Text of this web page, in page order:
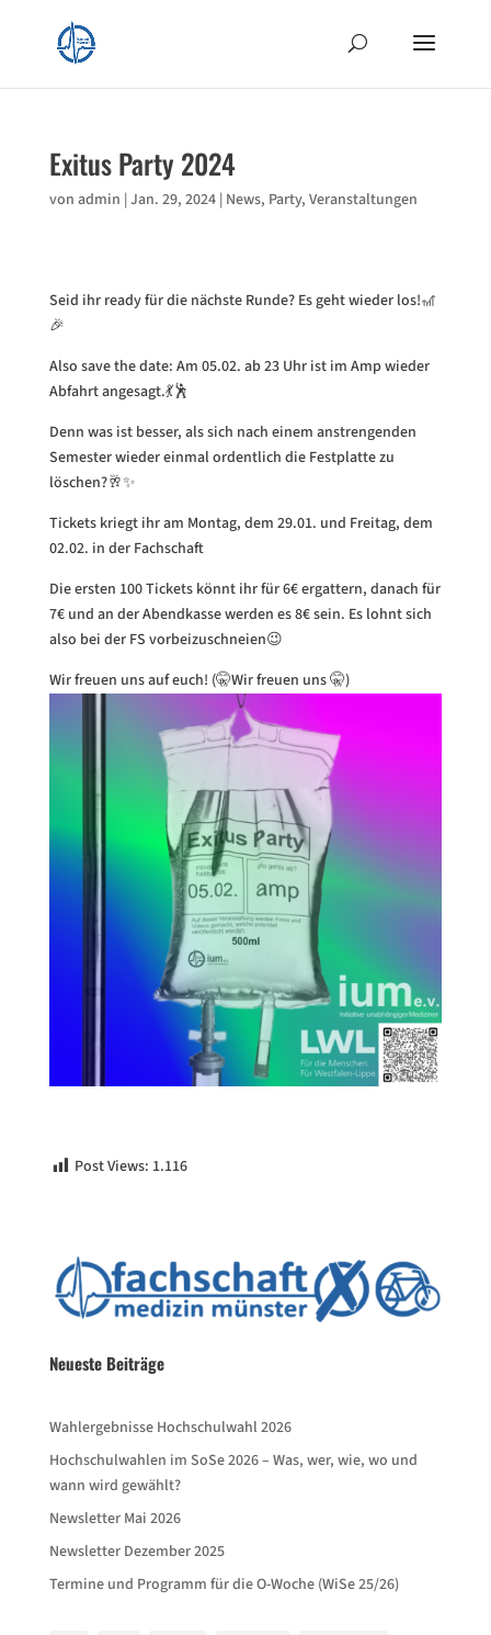
Exitus Party 2024
von admin | Jan. 29, 2024| News, Party, Veranstaltungen
Seid ihr ready für die nächste Runde? Es geht wieder los!🎢
🎉
Also save the date: Am 05.02. ab 23 Uhr ist im Amp wieder
Abfahrt angesagt.💃🕺
Denn was ist besser, als sich nach einem anstrengenden
Semester wieder einmal ordentlich die Festplatte zu
löschen?🥂✨
Tickets kriegt ihr am Montag, dem 29.01. und Freitag, dem
02.02. in der Fachschaft
Die ersten 100 Tickets könnt ihr für 6€ ergattern, danach für
7€ und an der Abendkasse werden es 8€ sein. Es lohnt sich
also bei der FS vorbeizuschneien😉
Wir freuen uns auf euch! (🤫Wir freuen uns 🤫)
Post Views: 1.116
Neueste Beiträge
Wahlergebnisse Hochschulwahl 2026
Hochschulwahlen im SoSe 2026 – Was, wer, wie, wo und
wann wird gewählt?
Newsletter Mai 2026
Newsletter Dezember 2025
Termine und Programm für die O-Woche (WiSe 25/26)